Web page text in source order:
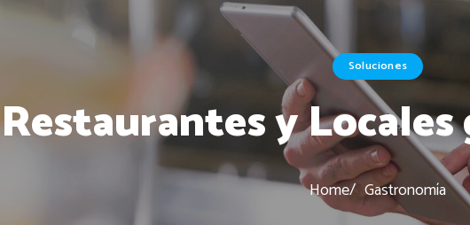
Soluciones
Restaurantes y
Home Gastronomía